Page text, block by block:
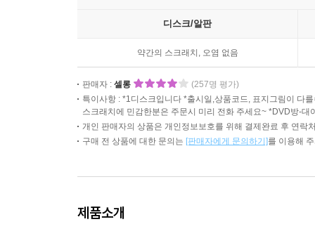
디스크/알판
약간의 스크래치, 오염 없음
판매자 : 셀롱
(257명 평가)
특이사항 : *1디스크입니다 *출시일,상품코드, 표지그림이 다
스크래치에 민감한분은 주문시 미리 전화 주세요~ *DVD방-
개인 판매자의 상품은 개인정보보호를 위해 결제완료 후 연락
구매 전 상품에 대한 문의는 [판매자에게 문의하기]를 이용해
제품소개